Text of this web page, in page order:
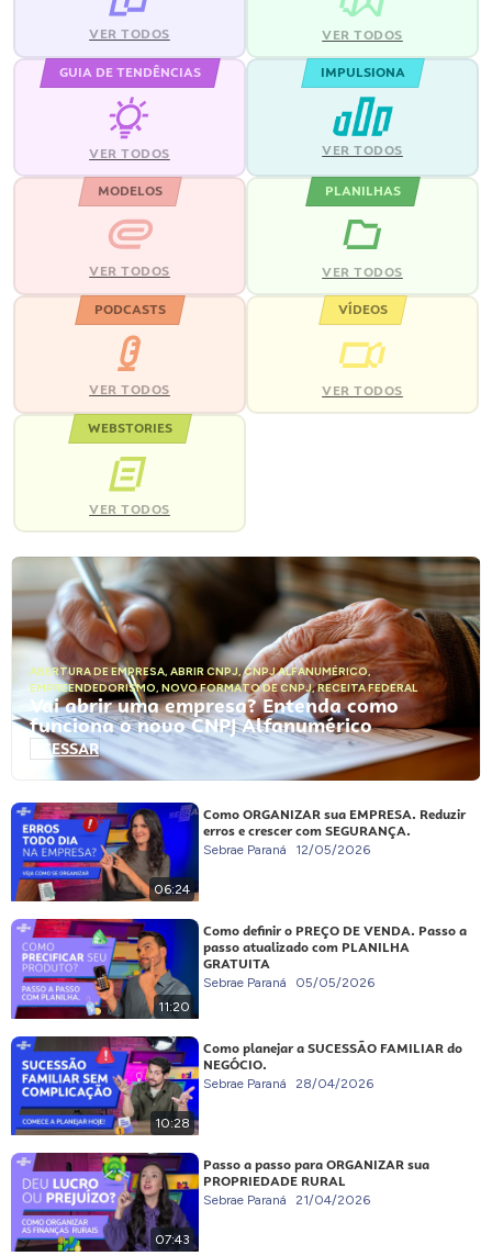
VER TODOS VER TODOS
GUIA DE TENDÊNCIAS
VER TODOS
IMPULSIONA
VER TODOS
MODELOS
VER TODOS
PLANILHAS
VER TODOS
PODCASTS
VER TODOS
VÍDEOS
VER TODOS
WEBSTORIES
VER TODOS
ABERTURA DE EMPRESA, ABRIR CNPJ,CNPJ ALFANUMÉRICO,
EMPREENDEDORISMO, NOVO FORMATO DE CNPJ,RECEITA FEDERAL
Vai abrir uma empresa? Entenda como
funciona o novo CNPJ Alfanumérico
ACESSAR
06:24
Como ORGANIZAR sua EMPRESA. Reduzir
erros e crescer com SEGURANÇA.
Sebrae Paraná 12/05/2026
11:20
Como definir o PREÇO DE VENDA. Passo a
passo atualizado com PLANILHA
GRATUITA
Sebrae Paraná 05/05/2026
10:28
Como planejar a SUCESSÃO FAMILIAR do
NEGÓCIO.
Sebrae Paraná 28/04/2026
07:43
Passo a passo para ORGANIZAR sua
PROPRIEDADE RURAL
Sebrae Paraná 21/04/2026